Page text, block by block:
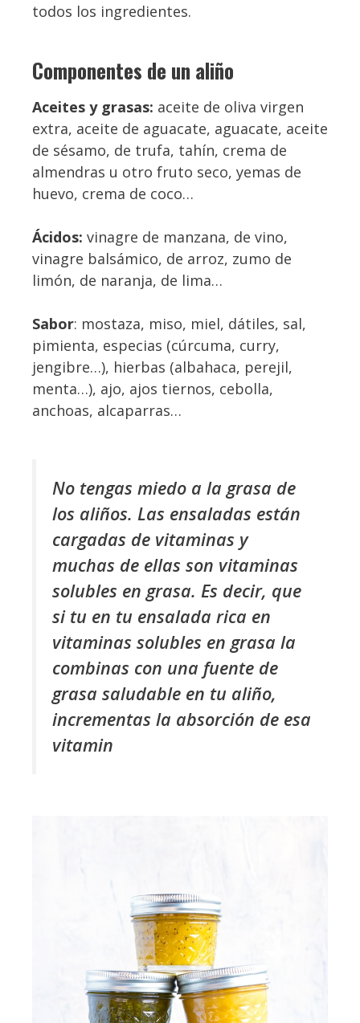
todos los ingredientes.
Componentes de un aliño
Aceites y grasas: aceite de oliva virgen
extra, aceite de aguacate, aguacate, aceite
de sésamo, de trufa, tahín, crema de
almendras u otro fruto seco, yemas de
huevo, crema de coco…
Ácidos: vinagre de manzana, de vino,
vinagre balsámico, de arroz, zumo de
limón, de naranja, de lima…
Sabor: mostaza, miso, miel, dátiles, sal,
pimienta, especias (cúrcuma, curry,
jengibre…), hierbas (albahaca, perejil,
menta…), ajo, ajos tiernos, cebolla,
anchoas, alcaparras…
No tengas miedo a la grasa de
los aliños. Las ensaladas están
cargadas de vitaminas y
muchas de ellas son vitaminas
solubles en grasa. Es decir, que
si tu en tu ensalada rica en
vitaminas solubles en grasa la
combinas con una fuente de
grasa saludable en tu aliño,
incrementas la absorción de esa
vitamin